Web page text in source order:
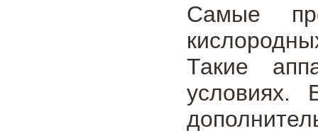
Самые
Такие
условиях.